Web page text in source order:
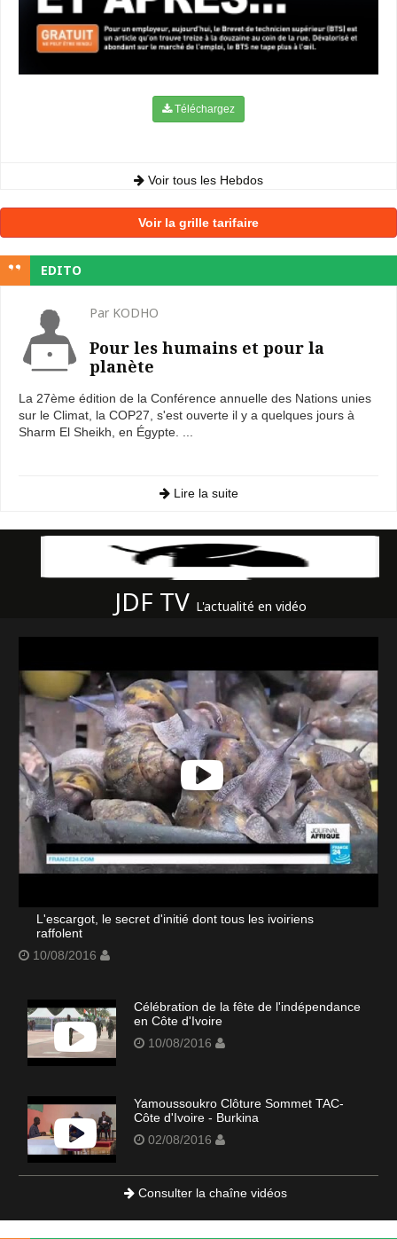
Téléchargez
Voir tous les Hebdos
Voir la grille tarifaire
EDITO
Par KODHO
Pour les humains et pour la
planète
La 27ème édition de la Conférence annuelle des Nations unies
sur le Climat, la COP27, s'est ouverte il y a quelques jours à
Sharm El Sheikh, en Égypte. ...
Lire la suite
JDF TV L'actualité en vidéo
L'escargot, le secret d'initié dont tous les ivoiriens
raffolent
10/08/2016
Célébration de la fête de l'indépendance
en Côte d'Ivoire
10/08/2016
Yamoussoukro Clôture Sommet TAC-
Côte d'Ivoire - Burkina
02/08/2016
Consulter la chaîne vidéos